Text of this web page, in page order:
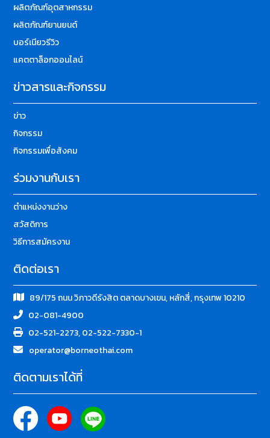
ผลิตภัณฑ์อุตสาหกรรม
ผลิตภัณฑ์ยานยนต์
บอร์เนียวรีวิว
แคตตาล็อกออนไลน์
ข่าวสารและกิจกรรม
ข่าว
กิจกรรม
กิจกรรมเพื่อสังคม
ร่วมงานกับเรา
ตำแหน่งงานว่าง
สวัสดิการ
วิธีการสมัครงาน
ติดต่อเรา
89/175 ถนน วิภาวดีรังสิต ตลาดบางเขน, หลักสี่, กรุงเทพ 10210
02-081-4900
02-521-2273, 02-522-7330-1
operator@borneothai.com
ติดตามเราได้ที่